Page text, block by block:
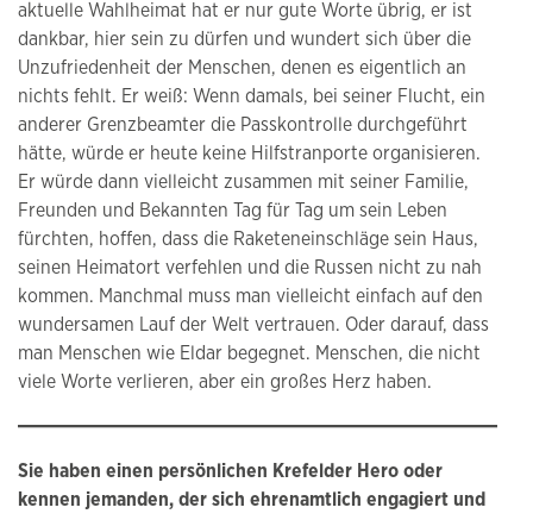
aktuelle Wahlheimat hat er nur gute Worte übrig, er ist
dankbar, hier sein zu dürfen und wundert sich über die
Unzufriedenheit der Menschen, denen es eigentlich an
nichts fehlt. Er weiß: Wenn damals, bei seiner Flucht, ein
anderer Grenzbeamter die Passkontrolle durchgeführt
hätte, würde er heute keine Hilfstranporte organisieren.
Er würde dann vielleicht zusammen mit seiner Familie,
Freunden und Bekannten Tag für Tag um sein Leben
fürchten, hoffen, dass die Raketeneinschläge sein Haus,
seinen Heimatort verfehlen und die Russen nicht zu nah
kommen. Manchmal muss man vielleicht einfach auf den
wundersamen Lauf der Welt vertrauen. Oder darauf, dass
man Menschen wie Eldar begegnet. Menschen, die nicht
viele Worte verlieren, aber ein großes Herz haben.
Sie haben einen persönlichen Krefelder Hero oder
kennen jemanden, der sich ehrenamtlich engagiert und